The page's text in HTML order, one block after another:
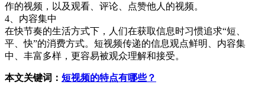
作的视频，以及观看、评论、点赞他人的视频。
4、内容集中
在快节奏的生活方式下，人们在获取信息时习惯追求“短、
平、快”的消费方式。短视频传递的信息观点鲜明、内容集
中、丰富多样，更容易被观众理解和接受。
本文关键词： 短视频的特点有哪些？